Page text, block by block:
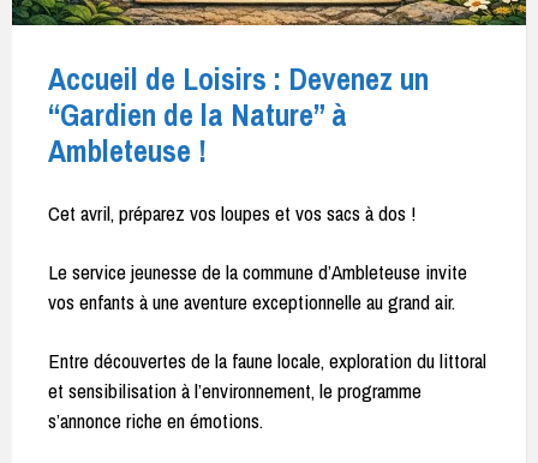
Accueil de Loisirs : Devenez un
“Gardien de la Nature” à
Ambleteuse !
Cet avril, préparez vos loupes et vos sacs à dos !
Le service jeunesse de la commune d’Ambleteuse invite
vos enfants à une aventure exceptionnelle au grand air.
Entre découvertes de la faune locale, exploration du littoral
et sensibilisation à l’environnement, le programme
s’annonce riche en émotions.